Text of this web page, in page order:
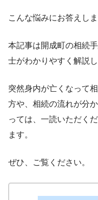
こんな悩みにお答えしま
本記事は開成町の相続
士がわかりやすく解説し
突然身内が亡くなって
方や、相続の流れが分
っては、一読いただく
ます。
ぜひ、ご覧ください。